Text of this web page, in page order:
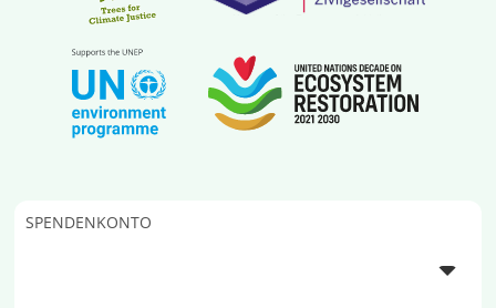
SPENDENKONTO